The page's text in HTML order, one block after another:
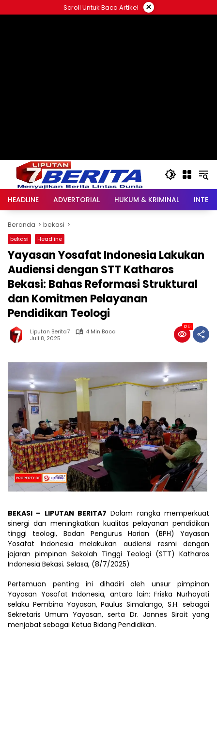
ke
Scroll Untuk Baca Artikel ×
HEADLINE ADVERTORIAL HUKUM & KRIMINAL
Beranda bekasi
bekasi Headline
Yayasan Yosafat Indonesia Lakukan
Audiensi dengan STT Katharos
Bekasi: Bahas Reformasi Struktural
dan Komitmen Pelayanan
Pendidikan Teologi
Liputan Berita7
4 Min Baca
Juli 8, 2025
1251
BEKASI – LIPUTAN BERITA7 Dalam rangka memperkuat
sinergi dan meningkatkan kualitas pelayanan pendidikan
tinggi teologi, Badan Pengurus Harian (BPH) Yayasan
Yosafat Indonesia melakukan audiensi resmi dengan
jajaran pimpinan Sekolah Tinggi Teologi (STT) Katharos
Indonesia Bekasi. Selasa, (8/7/2025)
Pertemuan penting ini dihadiri oleh unsur pimpinan
Yayasan Yosafat Indonesia, antara lain: Friska Nurhayati
selaku Pembina Yayasan, Paulus Simalango, S.H. sebagai
Sekretaris Umum Yayasan, serta Dr. Jannes Sirait yang
menjabat sebagai Ketua Bidang Pendidikan.